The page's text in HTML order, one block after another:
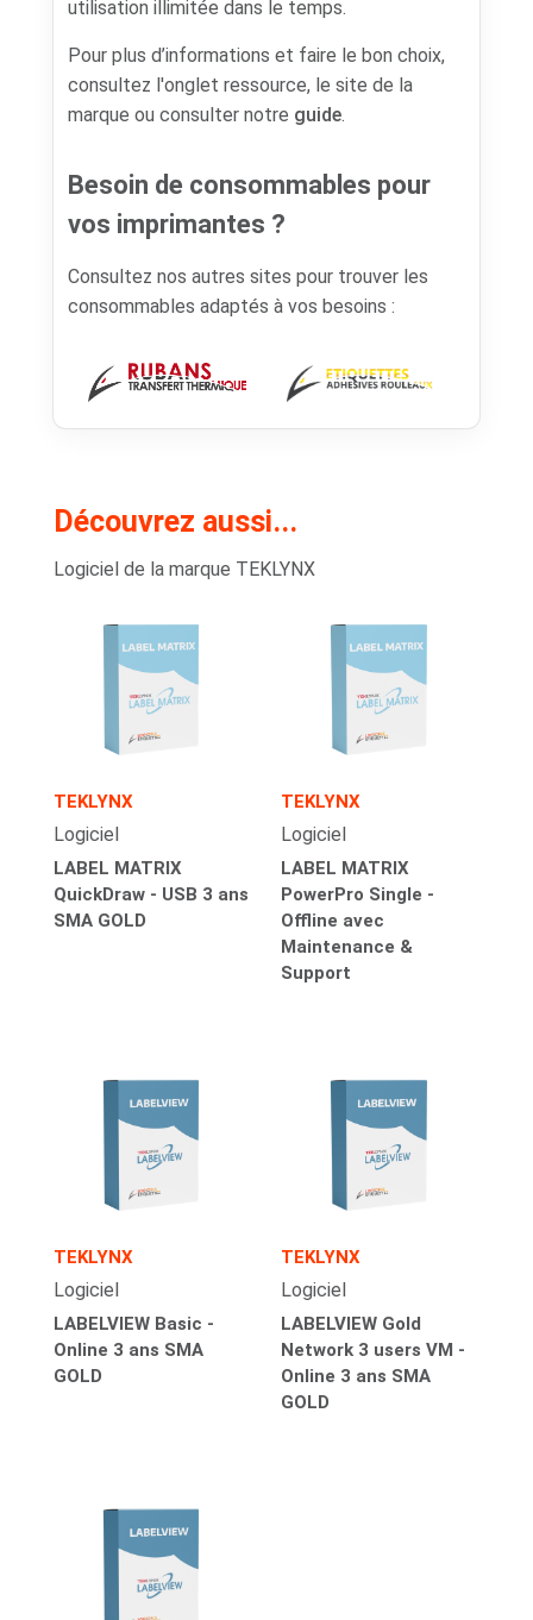
utilisation illimitée dans le temps.
Pour plus d’informations et faire le bon choix,
consultez l'onglet ressource, le site de la
marque ou consulter notre guide.
Besoin de consommables pour
vos imprimantes ?
Consultez nos autres sites pour trouver les
consommables adaptés à vos besoins :
Découvrez aussi...
Logiciel de la marque TEKLYNX
TEKLYNX
Logiciel
LABEL MATRIX
QuickDraw - USB 3 ans
SMA GOLD
TEKLYNX
Logiciel
LABEL MATRIX
PowerPro Single -
Offline avec
Maintenance &
Support
TEKLYNX
Logiciel
LABELVIEW Basic -
Online 3 ans SMA
GOLD
TEKLYNX
Logiciel
LABELVIEW Gold
Network 3 users VM -
Online 3 ans SMA
GOLD